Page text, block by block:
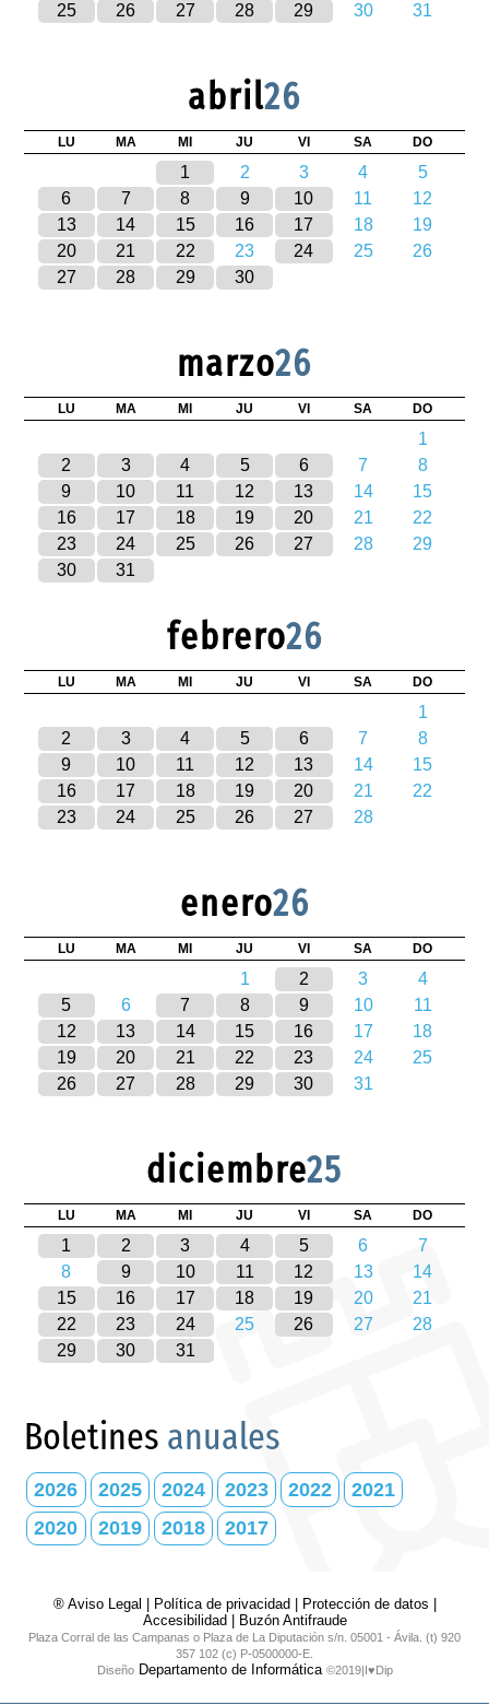
25
26 27 28 29 30 31
abril26
LU MA MI JU VI SA DO
1 2 3 4
5
6
7 8 9 10 11
12
13
14 15 16 17 18
19
20
21 22 23 24 25
26
27
28 29 30
marzo26
LU MA MI JU VI SA DO
1
2
3 4 5 6 7
8
9
10 11 12 13 14
15
16
17 18 19 20 21
22
23
24 25 26 27 28
29
30
31
febrero26
LU MA MI JU VI SA DO
1
2
3 4 5 6 7
8
9
10 11 12 13 14
15
16
17 18 19 20 21
22
23
24 25 26 27 28
enero26
LU MA MI JU VI SA DO
1 2 3
4
5
6 7 8 9 10
11
12
13 14 15 16 17
18
19
20 21 22 23 24
25
26
27 28 29 30 31
diciembre25
LU MA MI JU VI SA DO
1 2 3 4 5 6
7
8
9 10 11 12 13
14
15
16 17 18 19 20
21
22
23 24 25 26 27
28
29
30 31
Boletines anuales
2026 2025 2024 2023 2022
2021
2020
2019 2018 2017
® Aviso Legal Política de privacidad Protección de datos
Accesibilidad
Buzón Antifraude
Plaza Corral de las Campanas o Plaza de La Diputación s/n. 05001 - Ávila. (t) 920
357 102 (c) P-0500000-E.
DiseñoDepartamento de Informática ©2019|I♥Dip